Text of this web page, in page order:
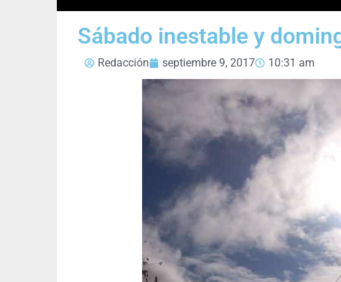
Sábado inestable y
Redacción septiembre 9, 2017 10:31 am